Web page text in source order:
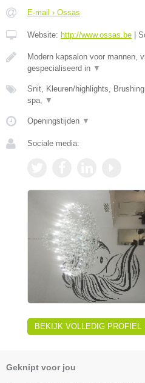
E-mail › Ossas
Website: http://www.ossas.be
Modern kapsalon voor mannen,
gespecialiseerd in ▼
Snit, Kleuren/highlights,
spa, ▼
Openingstijden ▼
Sociale media:
BEKIJK VOLLEDIG PROFIEL
Geknipt voor jou